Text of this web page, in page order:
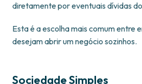
diretamente por eventuais dívidas
Esta é a escolha mais comum entre
desejam abrir um negócio sozinhos.
Sociedade Simples